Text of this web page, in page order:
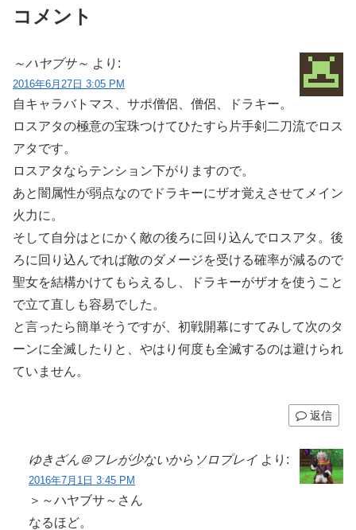
コメント
～ハヤブサ～ より:
2016年6月27日 3:05 PM
自キャラバトマス、サポ僧侶、僧侶、ドラキー。
ロスアタの極意の宝珠つけてひたすら片手剣二刀流でロス
アタです。
ロスアタならテンション下がりますので。
あと闇属性が弱点なのでドラキーにザオ覚えさせてメイン
火力に。
そして自分はとにかく敵の後ろに回り込んでロスアタ。後
ろに回り込んでれば敵のダメージを受ける確率が減るので
聖女を結構かけてもらえるし、ドラキーがザオを使うこと
で立て直しも容易でした。
と言ったら簡単そうですが、初戦開幕にすてみして次のタ
ーンに全滅したりと、やはり何度も全滅するのは避けられ
ていません。
返信
ゆきざん＠フレが少ないからソロプレイ より:
2016年7月1日 3:45 PM
＞～ハヤブサ～さん
なるほど。